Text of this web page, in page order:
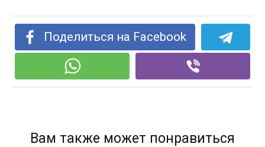
Поделиться на Facebook
Вам также может понравиться